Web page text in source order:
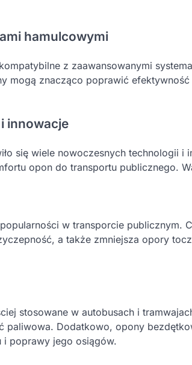
hamulcowymi
z zaawansowanymi
mogą znacząco poprawić
innowacje
się wiele nowoczesnych technologii i
opon do transportu publicznego.
w transporcie publicznym.
a także zmniejsza opory
stosowane w autobusach i
paliwowa. Dodatkowo, opony
i poprawy jego osiągów.